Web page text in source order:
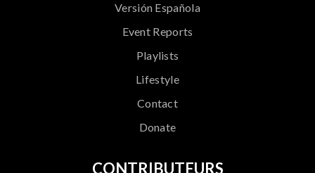
Versión Española
Event Reports
Playlists
Lifestyle
Contact
Donate
CONTRIBUTEURS